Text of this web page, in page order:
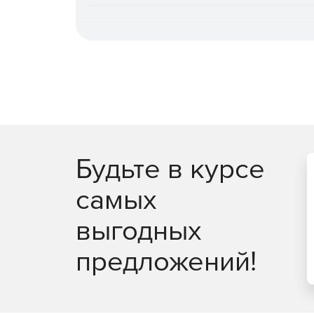
специализированных задач доступны CLI и
Мониторинг, отчетность и интеграция в
генерация отчетов в разных форматах,
данных. Поддержка SMTP‑оповещений,
интеграция с внешними системами
Масштабируемость и отказоустойчивость.
тысяч источников, многопоточность,
Будьте в курсе
самых
выгодных
предложений!